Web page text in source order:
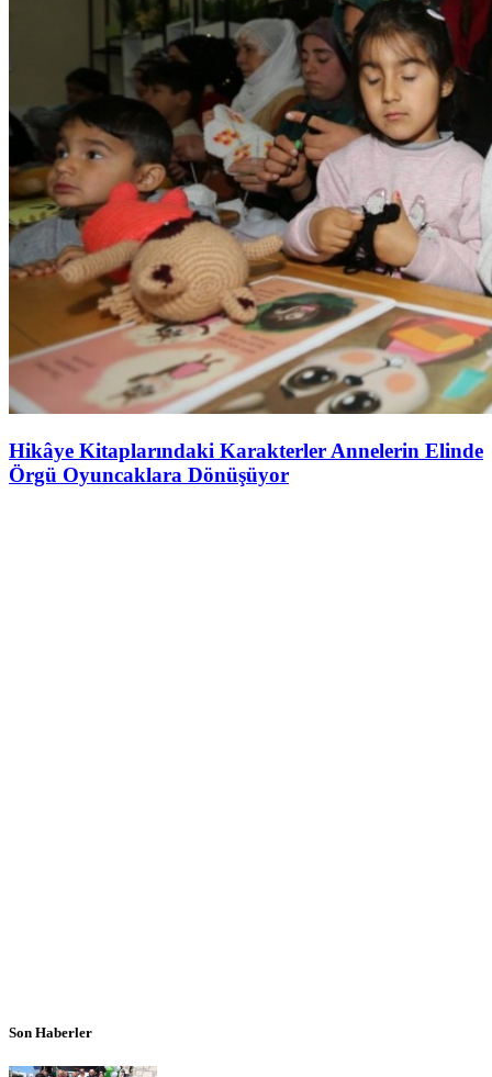
Hikâye Kitaplarındaki Karakterler Annelerin Elinde
Örgü Oyuncaklara Dönüşüyor
Son Haberler